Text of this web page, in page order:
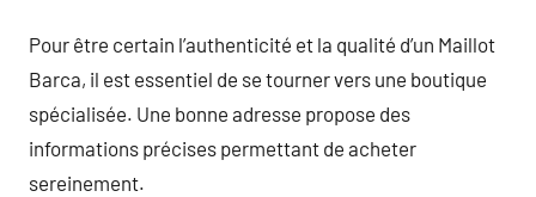
Pour être certain l’authenticité et la qualité d’un Maillot
Barca, il est essentiel de se tourner vers une boutique
spécialisée. Une bonne adresse propose des
informations précises permettant de acheter
sereinement.